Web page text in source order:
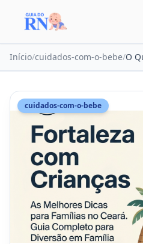
Início/cuidados-com-o-bebe/
cuidados-com-o-bebe